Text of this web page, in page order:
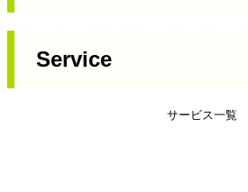
Service
サービス一覧